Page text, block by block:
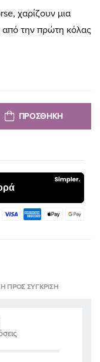
χαρίζουν μια
την πρώτη κόλας
ΠΡΟΣΘΗΚΗ
ΠΡΟΣ ΣΎΓΚΡΙΣΗ